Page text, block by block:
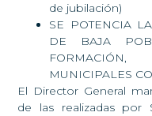
de jubilación)
SE POTENCIA
DE BAJA
MUNICIPALES
El Director General
de las realizadas por